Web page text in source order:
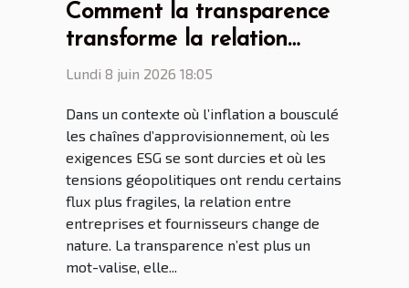
Comment la transparence
transforme la relation
fournisseurs aujourd’hui
Lundi 8 juin 2026 18:05
Dans un contexte où l’inflation a bousculé
les chaînes d’approvisionnement, où les
exigences ESG se sont durcies et où les
tensions géopolitiques ont rendu certains
flux plus fragiles, la relation entre
entreprises et fournisseurs change de
nature. La transparence n’est plus un
mot-valise, elle...